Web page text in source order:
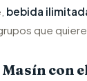
bebida
que
Masín con